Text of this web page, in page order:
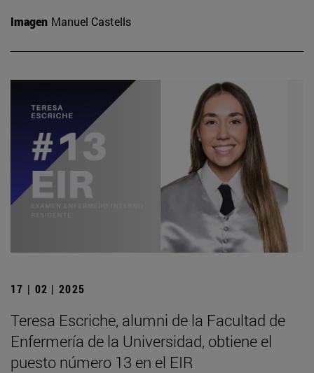
Imagen Manuel Castells
17 | 02 | 2025
Teresa Escriche, alumni de la Facultad de
Enfermería de la Universidad, obtiene el
puesto número 13 en el EIR